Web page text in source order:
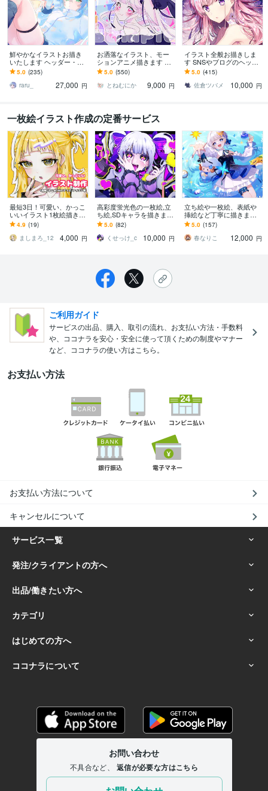
鮮やかなイラストお描き
いたします ヘッダー・サ
ムネイル・歌ってみた・
配信・グッズ・VTuber
5.0 (235)
raru_
27,000 円
お洒落なイラスト、モー
ションアニメ描きます 無
料修正3回で安心⊿配信や
挿絵や似顔絵等にも
5.0 (550)
とねむにか
9,000 円
イラスト全般お描きしま
す SNSやブログのヘッダ
ー、動画用の1枚絵、立ち
絵等に！
5.0 (415)
佐倉ツバメ
10,000 円
一枚絵イラスト作成の定番サービス
最短3日！可愛い、かっこ
いいイラスト1枚絵描きま
す 即対応可！ 立ち絵/サム
ネ/動画内イラスト/等お描
きします！
4.9 (19)
ましまろ_12
4,000 円
高彩度蛍光色の一枚絵,立
ち絵,SDキャラを描きます
アイコンや立ち絵等幅広
く対応致します！
5.0 (82)
くせっけ_c
10,000 円
立ち絵や一枚絵、表紙や
挿絵など丁寧に描きます
可愛いからかっこいいま
で幅広く！ご要望お聞か
せください！
5.0 (157)
春なりこ
12,000 円
ご利用ガイド
サービスの出品、購入、取引の流れ、お支払い方法・手数料
や、ココナラを安心・安全に使って頂くための制度やマナー
など、ココナラの使い方はこちら。
お支払い方法
お支払い方法について
キャンセルについて